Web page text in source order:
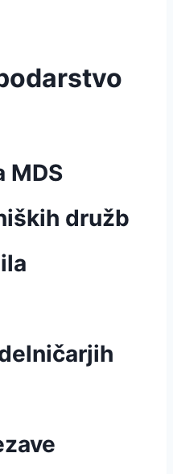
MDS
družb